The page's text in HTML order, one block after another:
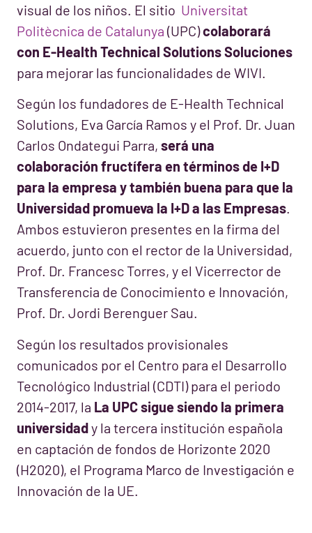
visual de los niños. El sitio Universitat
Politècnica de Catalunya (UPC)colaborará
con E-Health Technical Solutions Soluciones
para mejorar las funcionalidades de WIVI.
Según los fundadores de E-Health Technical
Solutions, Eva García Ramos y el Prof. Dr. Juan
Carlos Ondategui Parra, será una
colaboración fructífera en términos de I+D
para la empresa y también buena para que la
Universidad promueva la I+D a las Empresas.
Ambos estuvieron presentes en la firma del
acuerdo, junto con el rector de la Universidad,
Prof. Dr. Francesc Torres, y el Vicerrector de
Transferencia de Conocimiento e Innovación,
Prof. Dr. Jordi Berenguer Sau.
Según los resultados provisionales
comunicados por el Centro para el Desarrollo
Tecnológico Industrial (CDTI) para el periodo
2014-2017, la La UPC sigue siendo la primera
universidady la tercera institución española
en captación de fondos de Horizonte 2020
(H2020), el Programa Marco de Investigación e
Innovación de la UE.